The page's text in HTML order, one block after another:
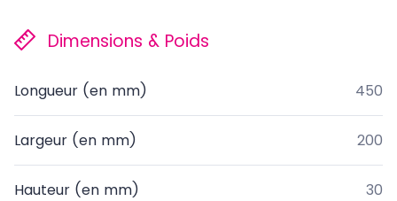
Dimensions & Poids
Longueur (en mm) 450
Largeur (en mm) 200
Hauteur (en mm) 30